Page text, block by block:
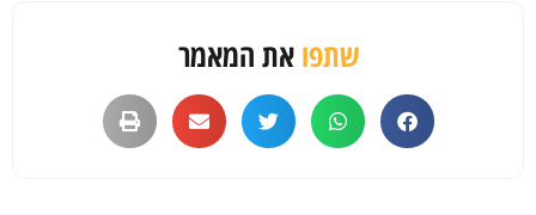
שתפואת המאמר